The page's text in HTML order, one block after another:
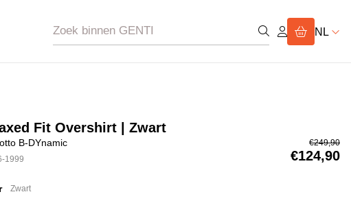
NL
Fit Overshirt | Zwart
B-DYnamic
1999
€249,90
€124,90
Zwart